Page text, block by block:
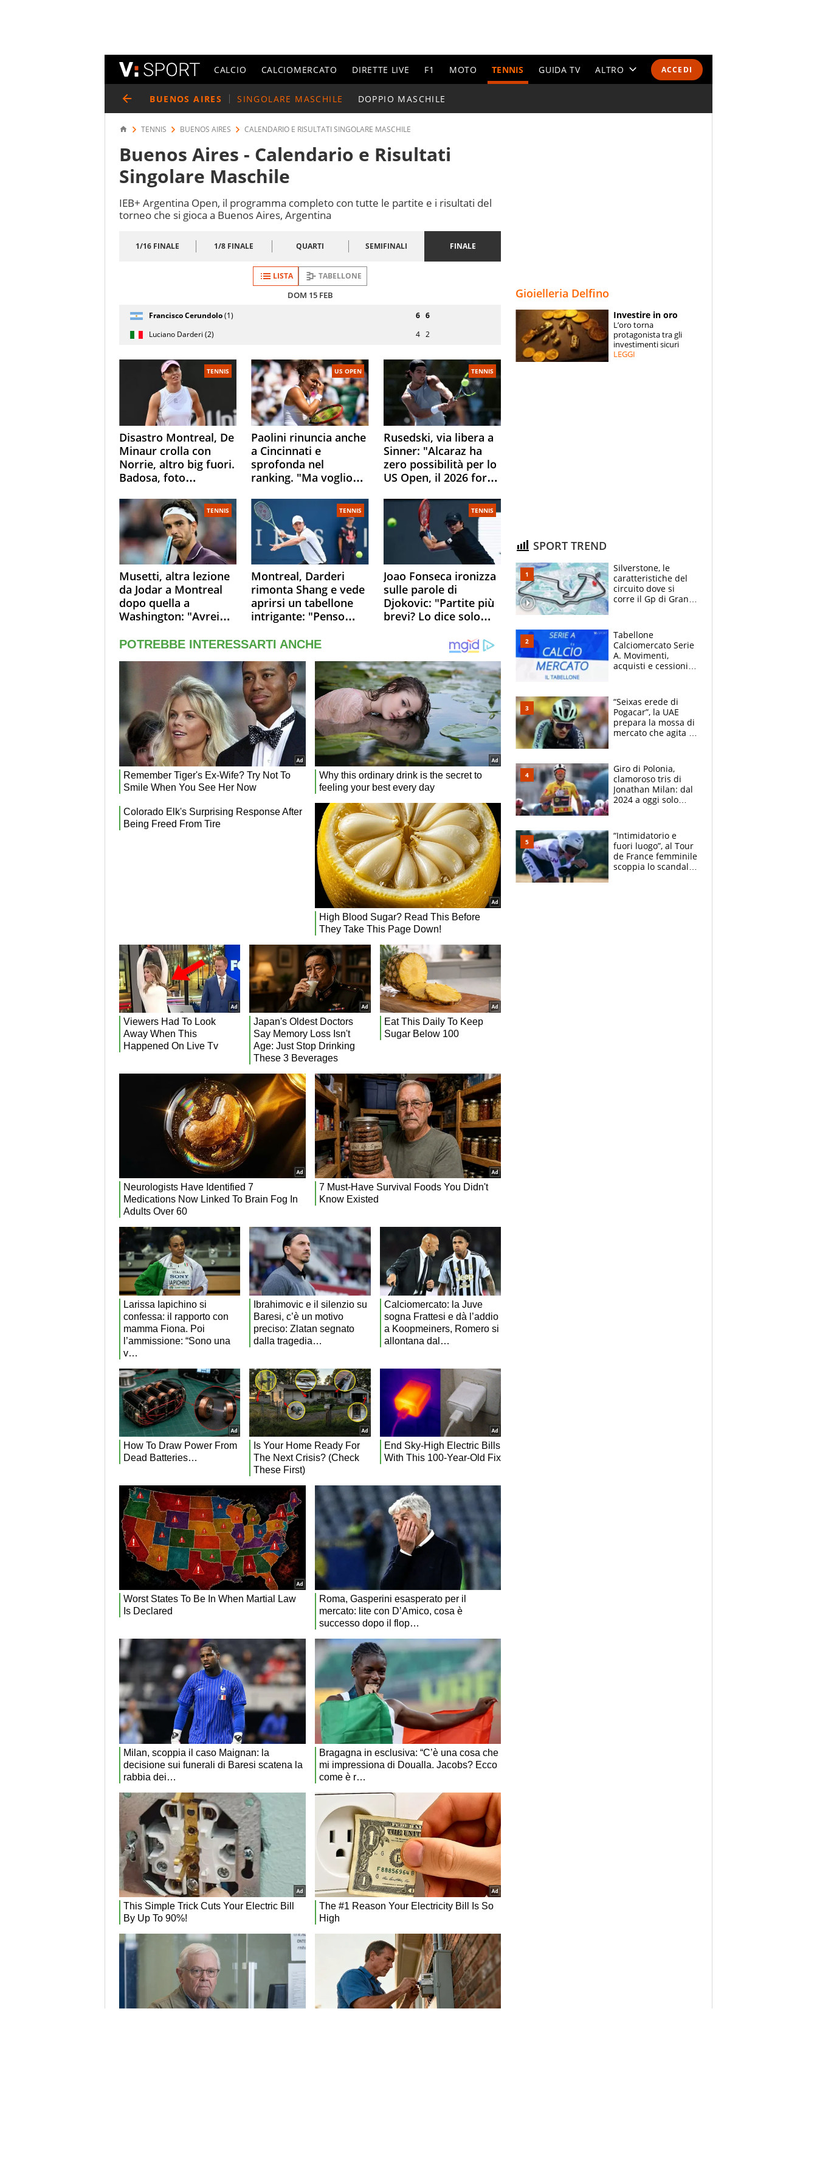
ACCEDI
CALCIO CALCIOMERCATO DIRETTE LIVE F1 MOTO TENNIS GUIDA TV ALTRO
ESPERTI
CONTATTI
BUENOS AIRES SINGOLARE MASCHILE DOPPIO MASCHILE
TENNIS BUENOS AIRES CALENDARIO E RISULTATI SINGOLARE MASCHILE
Buenos Aires - Calendario e Risultati
Singolare Maschile
IEB+ Argentina Open, il programma completo con tutte le partite e i risultati del
torneo che si gioca a Buenos Aires, Argentina
1/16 FINALE 1/8 FINALE QUARTI SEMIFINALI FINALE
LISTA TABELLONE
DOM 15 FEB
Nazionalità
Giocatore
(posizione
serie)
Stato
Francisco Cerundolo(1) 6 6
Luciano Darderi (2)
4 2
TENNIS
Disastro Montreal, De
Minaur crolla con
Norrie, altro big fuori.
Badosa, foto
preoccupati
US OPEN
Paolini rinuncia anche
a Cincinnati e
sprofonda nel
ranking. "Ma voglio
Open"
TENNIS
Rusedski, via libera a
Sinner: "Alcaraz ha
zero possibilità per lo
US Open, il 2026 forse
TENNIS
Musetti, altra lezione
da Jodar a Montreal
dopo quella a
Washington: "Avrei
TENNIS
Montreal, Darderi
rimonta Shang e vede
aprirsi un tabellone
intrigante: "Penso
sono felice del mio
TENNIS
Joao Fonseca ironizza
sulle parole di
Djokovic: "Partite più
brevi? Lo dice solo
invecchiando..."
Gioielleria Delfino
Investire in oro
L’oro torna
protagonista tra gli
investimenti sicuri
LEGGI
SPORT TREND
Silverstone, le
caratteristiche del
circuito dove si
corre il Gp di Gran
Tabellone
Calciomercato Serie
A. Movimenti,
acquisti e cessioni:
“Seixas erede di
Pogacar”, la UAE
prepara la mossa di
mercato che agita la
a Burgos
Giro di Polonia,
clamoroso tris di
Jonathan Milan: dal
2024 a oggi solo
e Skerl
“Intimidatorio e
fuori luogo”, al Tour
de France femminile
scoppia lo scandalo: